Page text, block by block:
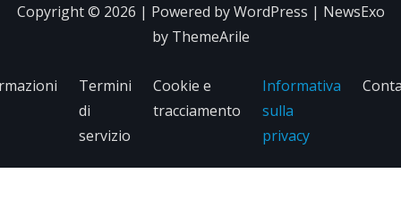
Copyright © 2026 | Powered byWordPress | NewsExo
by ThemeArile
Termini
di
servizio
Cookie e
tracciamento
Informativa
sulla
privacy